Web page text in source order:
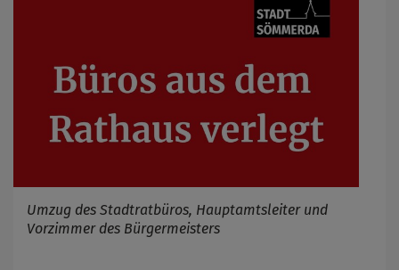
Umzug des Stadtratbüros, Hauptamtsleiter und
Vorzimmer des Bürgermeisters